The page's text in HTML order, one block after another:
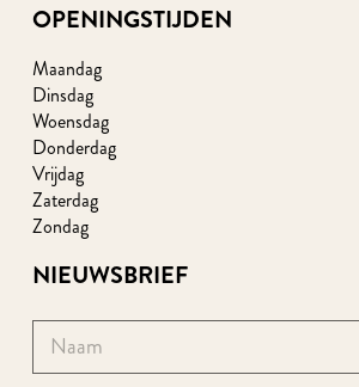
OPENINGSTIJDEN
Maandag
Dinsdag
Woensdag
Donderdag
Vrijdag
Zaterdag
Zondag
NIEUWSBRIEF